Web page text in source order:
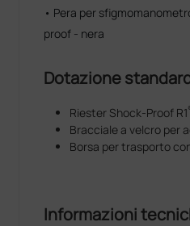
• Pera per
proof - nera
Dotazione
Riester Shock‑Proof R1
Bracciale a velcro per
Borsa per trasporto
Informazioni